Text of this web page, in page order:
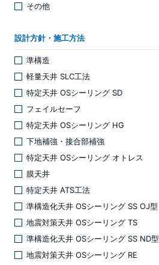
その他
設計方針・施工方法
準構造
軽量天井 SLC工法
特定天井 OSシーリング SD
フェイルセーフ
特定天井 OSシーリング HG
下地補強・接合部補強
特定天井 OSシーリング オトレス
膜天井
特定天井 ATS工法
準構造化天井 OSシーリング SS OJ型
地震対策天井 OSシーリング TS
準構造化天井 OSシーリング SS ND型
地震対策天井 OSシーリング RE